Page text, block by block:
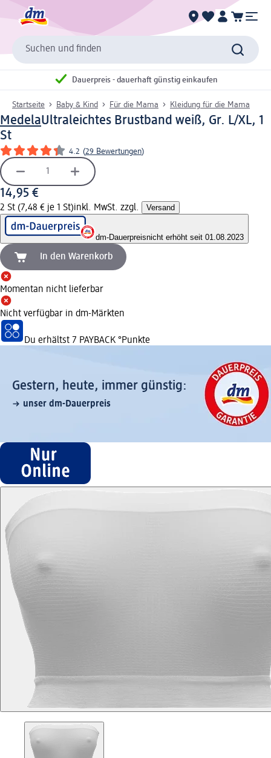
Suchen und finden
Dauerpreis - dauerhaft günstig einkaufen
Startseite Baby & Kind Für die Mama Kleidung für die Mama
MedelaUltraleichtes Brustband weiß, Gr. L/XL, 1
St
4.2 (29 Bewertungen)
14,95 €
2 St (7,48 € je 1 St)inkl. MwSt. zzgl. Versand
dm-Dauerpreisnicht erhöht seit 01.08.2023
In den Warenkorb
Momentan nicht lieferbar
Nicht verfügbar in dm-Märkten
Du erhältst 7 PAYBACK °Punkte
Gestern, heute, immer günstig:
unser dm-Dauerpreis